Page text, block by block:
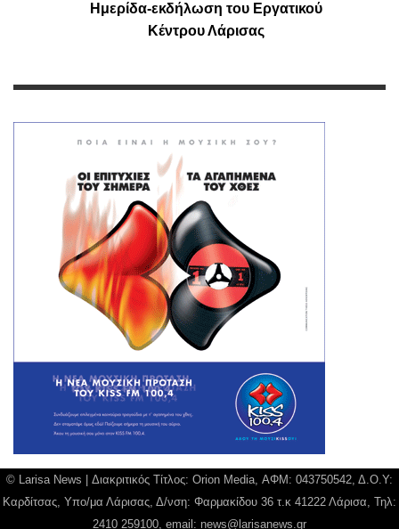
Ημερίδα-εκδήλωση του Εργατικού
Κέντρου Λάρισας
© Larisa News | Διακριτικός Τίτλος: Orion Media, ΑΦΜ: 043750542, Δ.Ο.Υ:
Καρδίτσας, Υπο/μα Λάρισας, Δ/νση: Φαρμακίδου 36 τ.κ 41222 Λάρισα, Τηλ:
2410 259100, email: news@larisanews.gr